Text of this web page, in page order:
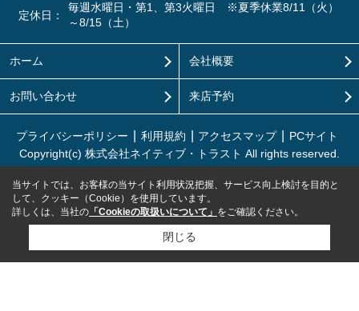
定休日：
毎週水曜日・第1、第3火曜日 ※夏季休業8/11（火）
～8/15（土）
ホーム 会社概要
お問い合わせ 来店予約
プライバシーポリシー 利用規約 アクセスマップ
PCサイト
Copyright(c) 株式会社ネイティブ・トラスト All rights reserved.
当サイトでは、お客様の当サイト利用状況把握、サービス向上検討を目的と
して、クッキー（Cookie）を使用しています。
詳しくは、当社の 「Cookieの取扱いについて」 をご確認ください。
閉じる